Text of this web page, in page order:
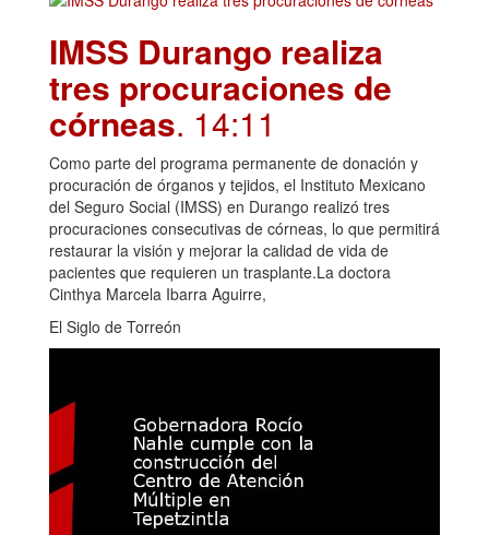
IMSS Durango realiza
tres procuraciones de
córneas. 14:11
Como parte del programa permanente de donación y
procuración de órganos y tejidos, el Instituto Mexicano
del Seguro Social (IMSS) en Durango realizó tres
procuraciones consecutivas de córneas, lo que permitirá
restaurar la visión y mejorar la calidad de vida de
pacientes que requieren un trasplante.La doctora
Cinthya Marcela Ibarra Aguirre,
El Siglo de Torreón